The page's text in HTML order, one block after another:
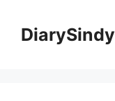
contentDiarySindy